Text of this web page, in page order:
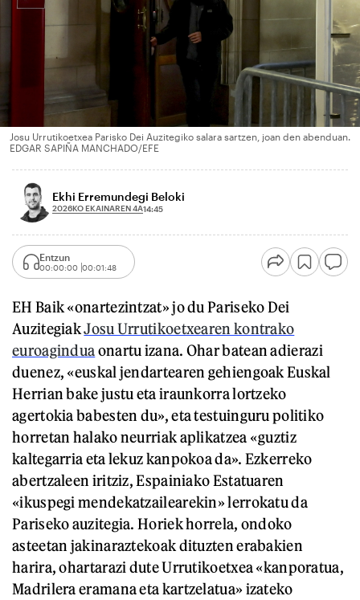
Josu Urrutikoetxea Parisko Dei Auzitegiko salara sartzen, joan den abenduan.
EDGAR SAPIÑA MANCHADO/EFE
Ekhi Erremundegi Beloki
2026KO EKAINAREN 4A14:45
Entzun
00:00:00 00:01:48
EH Baik «onartezintzat» jo du Pariseko Dei
AuzitegiakJosu Urrutikoetxearen kontrako
euroaginduaonartu izana. Ohar batean adierazi
duenez, «euskal jendartearen gehiengoak Euskal
Herrian bake justu eta iraunkorra lortzeko
agertokia babesten du», eta testuinguru politiko
horretan halako neurriak aplikatzea «guztiz
kaltegarria eta lekuz kanpokoa da». Ezkerreko
abertzaleen iritziz, Espainiako Estatuaren
«ikuspegi mendekatzailearekin» lerrokatu da
Pariseko auzitegia. Horiek horrela, ondoko
asteetan jakinaraztekoak dituzten erabakien
harira, ohartarazi dute Urrutikoetxea «kanporatua,
Madrilera eramana eta kartzelatua» izateko